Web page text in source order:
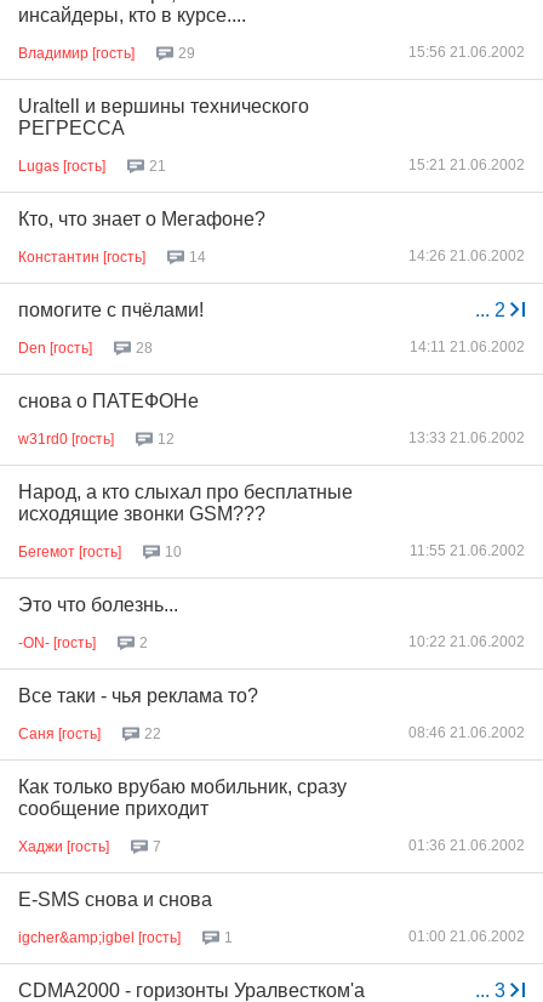
инсайдеры, кто в курсе....
Владимир [гость] 29 15:56 21.06.2002
Uraltell и вершины технического
РЕГРЕССА
Lugas [гость] 21 15:21 21.06.2002
Кто, что знает о Мегафоне?
Константин [гость] 14 14:26 21.06.2002
... 2
помогите с пчёлами!
Den [гость] 28 14:11 21.06.2002
снова о ПАТЕФОНе
w31rd0 [гость] 12 13:33 21.06.2002
Народ, а кто слыхал про бесплатные
исходящие звонки GSM???
Бегемот [гость] 10 11:55 21.06.2002
Это что болезнь...
-ON- [гость] 2 10:22 21.06.2002
Все таки - чья реклама то?
Саня [гость] 22 08:46 21.06.2002
Как только врубаю мобильник, сразу
сообщение приходит
Хаджи [гость] 7 01:36 21.06.2002
E-SMS снова и снова
igcher&amp;igbel [гость] 1 01:00 21.06.2002
... 3
CDMA2000 - горизонты Уралвестком'а